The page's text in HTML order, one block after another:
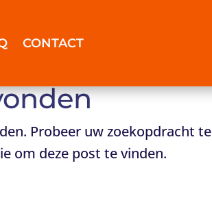
CONTACT
Probeer uw zoekopdracht te
om deze post te vinden.